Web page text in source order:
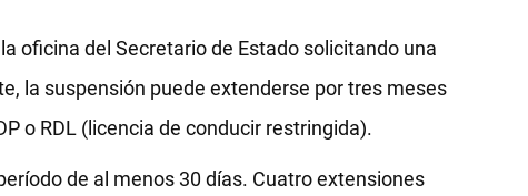
oficina del Secretario de Estado solicitando una
la suspensión puede extenderse por tres meses
o RDL (licencia de conducir restringida).
de al menos 30 días. Cuatro extensiones